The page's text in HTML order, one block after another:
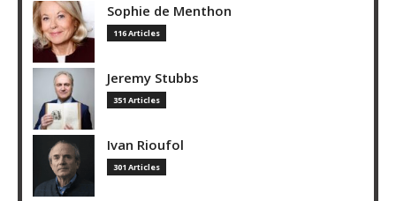
Sophie de Menthon
116 Articles
Jeremy Stubbs
351 Articles
Ivan Rioufol
301 Articles